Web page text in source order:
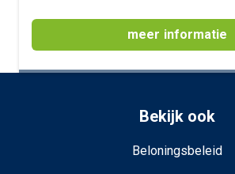
meer informatie
Bekijk ook
Beloningsbeleid